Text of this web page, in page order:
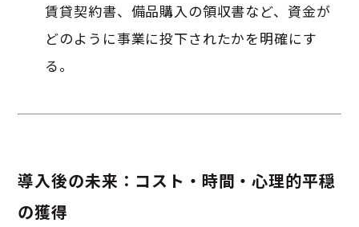
賃貸契約書、備品購入の領収書など、資金が
どのように事業に投下されたかを明確にす
る。
導入後の未来：コスト・時間・心理的平穏
の獲得